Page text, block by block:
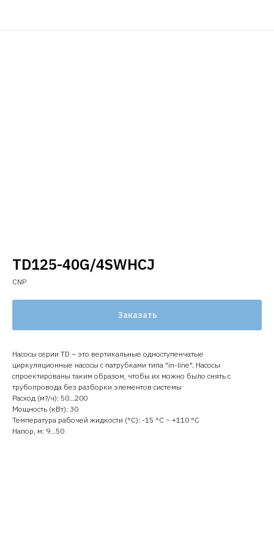
TD125-40G/4SWHCJ
CNP
Заказать
Насосы серии TD – это вертикальные одноступенчатые
циркуляционные насосы с патрубками типа "in-line". Насосы
спроектированы таким образом, чтобы их можно было снять с
трубопровода без разборки элементов системы
Расход (м?/ч): 50…200
Мощность (кВт): 30
Температура рабочей жидкости (°C): -15 °С ~ +110 °С
Напор, м: 9…50